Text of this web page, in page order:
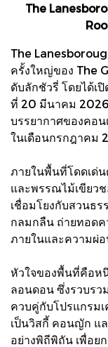
The
The
ครั้งใหญ่ของ The
ดับลักชัวรี่ โดยได้เ
ที่ 20 มีนาคม
บรรยากาศของคอน
ในเดือนกรกฎาคม
ภายในพื้นที่โดดเด่น
และพรรณไม้เขียว
เชื่อมโยงกับสวนธ
กลมกลืน ถ่ายทอด
ภายในและความผ่อ
หัวใจของพื้นที่คือห
ลอนดอน ซึ่งรวบรว
ควบคู่กับโปรแกรม
เป็นวิสกี้ คอนญัก แ
อย่างพิถีพิถัน เพื่อย